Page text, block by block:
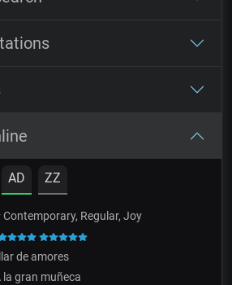
AD ZZ
Contemporary, Regular, Joy
de amores
la gran muñeca